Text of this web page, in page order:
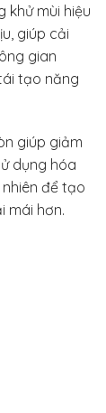
khử mùi hiệu
giúp cải
gian
tạo năng
giúp giảm
dụng hóa
để tạo
mái hơn.